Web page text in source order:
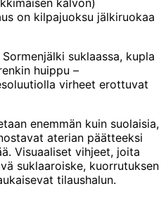
kalvon)
on kilpajuoksu jälkiruokaa
Sormenjälki suklaassa, kupla
huippu –
virheet erottuvat
enemmän kuin suolaisia,
aterian päätteeksi
Visuaaliset vihjeet, joita
suklaaroiske, kuorrutuksen
tilaushalun.